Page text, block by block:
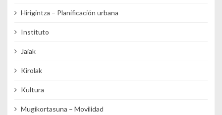
Hirigintza – Planificación urbana
Instituto
Jaiak
Kirolak
Kultura
Mugikortasuna – Movilidad